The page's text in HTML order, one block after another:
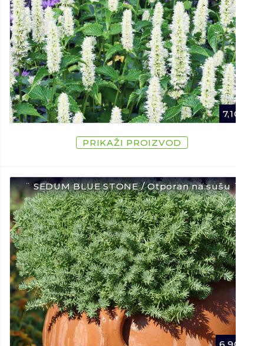
7,10
PRIKAŽI PROIZVOD
¨ SEDUM BLUE STONE / Otporan na sušu ¨